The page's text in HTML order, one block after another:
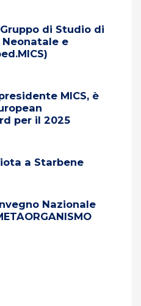
di Studio di
e
MICS, è
per il 2025
a Starbene
Nazionale